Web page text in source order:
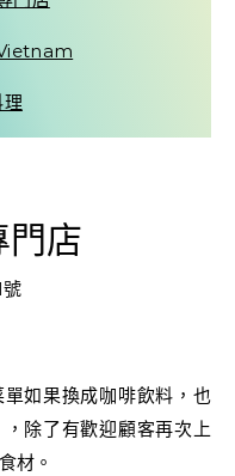
門店
如果換成咖啡飲料，也
除了有歡迎顧客再次上
材。